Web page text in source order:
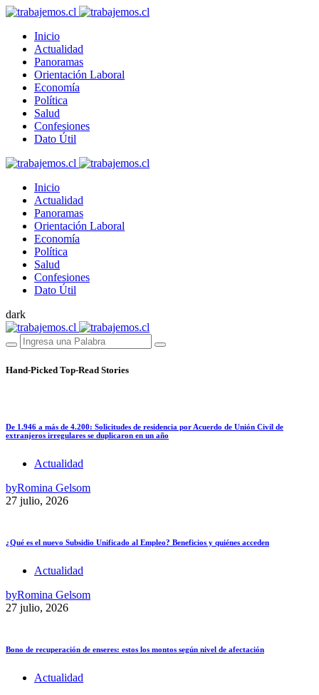
Inicio
Actualidad
Panoramas
Orientación Laboral
Economía
Política
Salud
Confesiones
Dato Útil
Inicio
Actualidad
Panoramas
Orientación Laboral
Economía
Política
Salud
Confesiones
Dato Útil
dark
Hand-Picked Top-Read Stories
De 1.946 a más de 4.200: Solicitudes de residencia por Acuerdo de Unión Civil de
extranjeros irregulares se duplicaron en un año
Actualidad
byRomina Gelsom
27 julio, 2026
¿Qué es el nuevo Subsidio Unificado al Empleo? Beneficios y quiénes acceden
Actualidad
byRomina Gelsom
27 julio, 2026
Bono de recuperación de enseres: estos los montos según nivel de afectación
Actualidad